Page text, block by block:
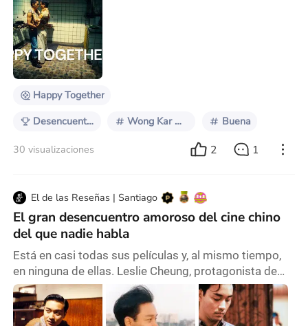
Happy Together, película del romántico favorito de
todos —y mi amigo personal— Wong Kar-wai,
protagonizada por Tony Leung y el fallecido Leslie
Cheung, que en paz descanse. La película trata sobre
dos jóvenes de Hong Kong que viajan a Argentin
Happy Together
Desencuentros Amorosos Wong Kar Wai Buena
30 visualizaciones 2 1
El de las Reseñas | Santiago
El gran desencuentro amoroso del cine chino
del que nadie habla
Está en casi todas sus películas y, al mismo tiempo,
en ninguna de ellas. Leslie Cheung, protagonista de
grandes filmes de la nueva ola de cine chino desde
finales del siglo XX. La diferencia entre la noche del
trigésimoprimer día de marzo de 2003, y la que